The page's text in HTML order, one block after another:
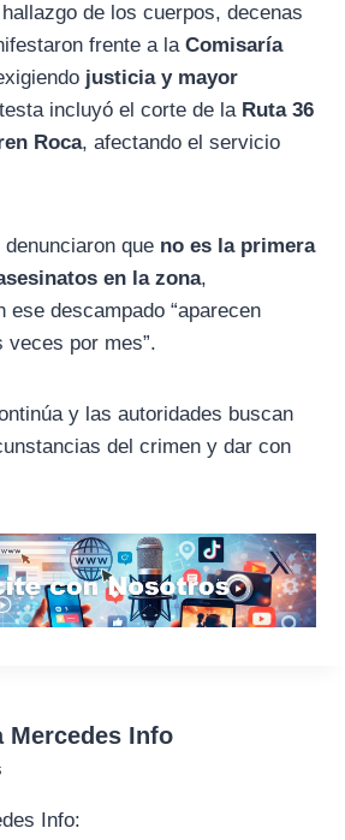
de los cuerpos, decenas
frente a la Comisaría
justicia y mayor
incluyó el corte de la Ruta 36
Roca, afectando el servicio
que no es la primera
en la zona,
ese descampado “aparecen
por mes”.
y las autoridades buscan
del crimen y dar con
Mercedes Info
Info: